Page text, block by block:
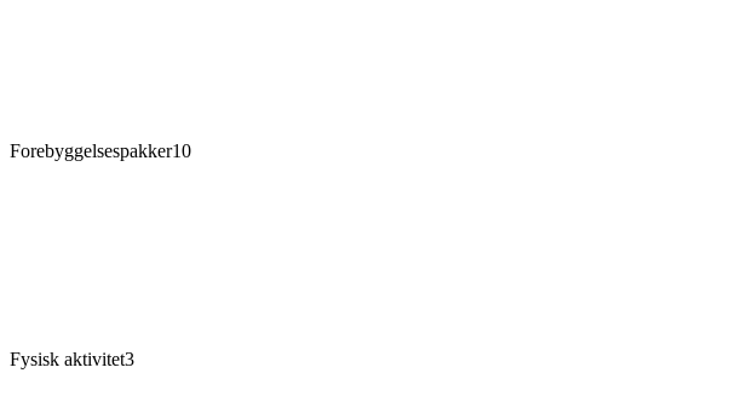
Forebyggelsespakker10
Fysisk aktivitet3